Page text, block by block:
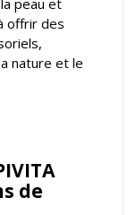
offrir des
nature et le
de